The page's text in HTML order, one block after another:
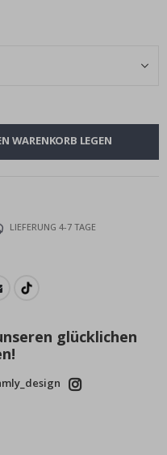
WARENKORB LEGEN
LIEFERUNG 4-7 TAGE
glücklichen